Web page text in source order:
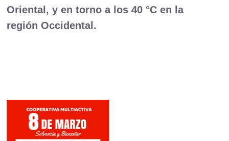
Oriental, y en torno a los 40 °C en la
región Occidental.